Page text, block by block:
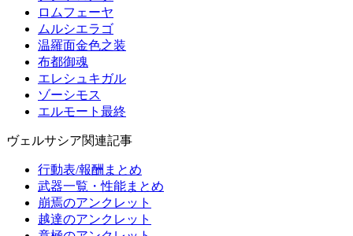
ロムフェーヤ
ムルシエラゴ
温羅面金色之装
布都御魂
エレシュキガル
ゾーシモス
エルモート最終
ヴェルサシア関連記事
行動表/報酬まとめ
武器一覧・性能まとめ
崩焉のアンクレット
越達のアンクレット